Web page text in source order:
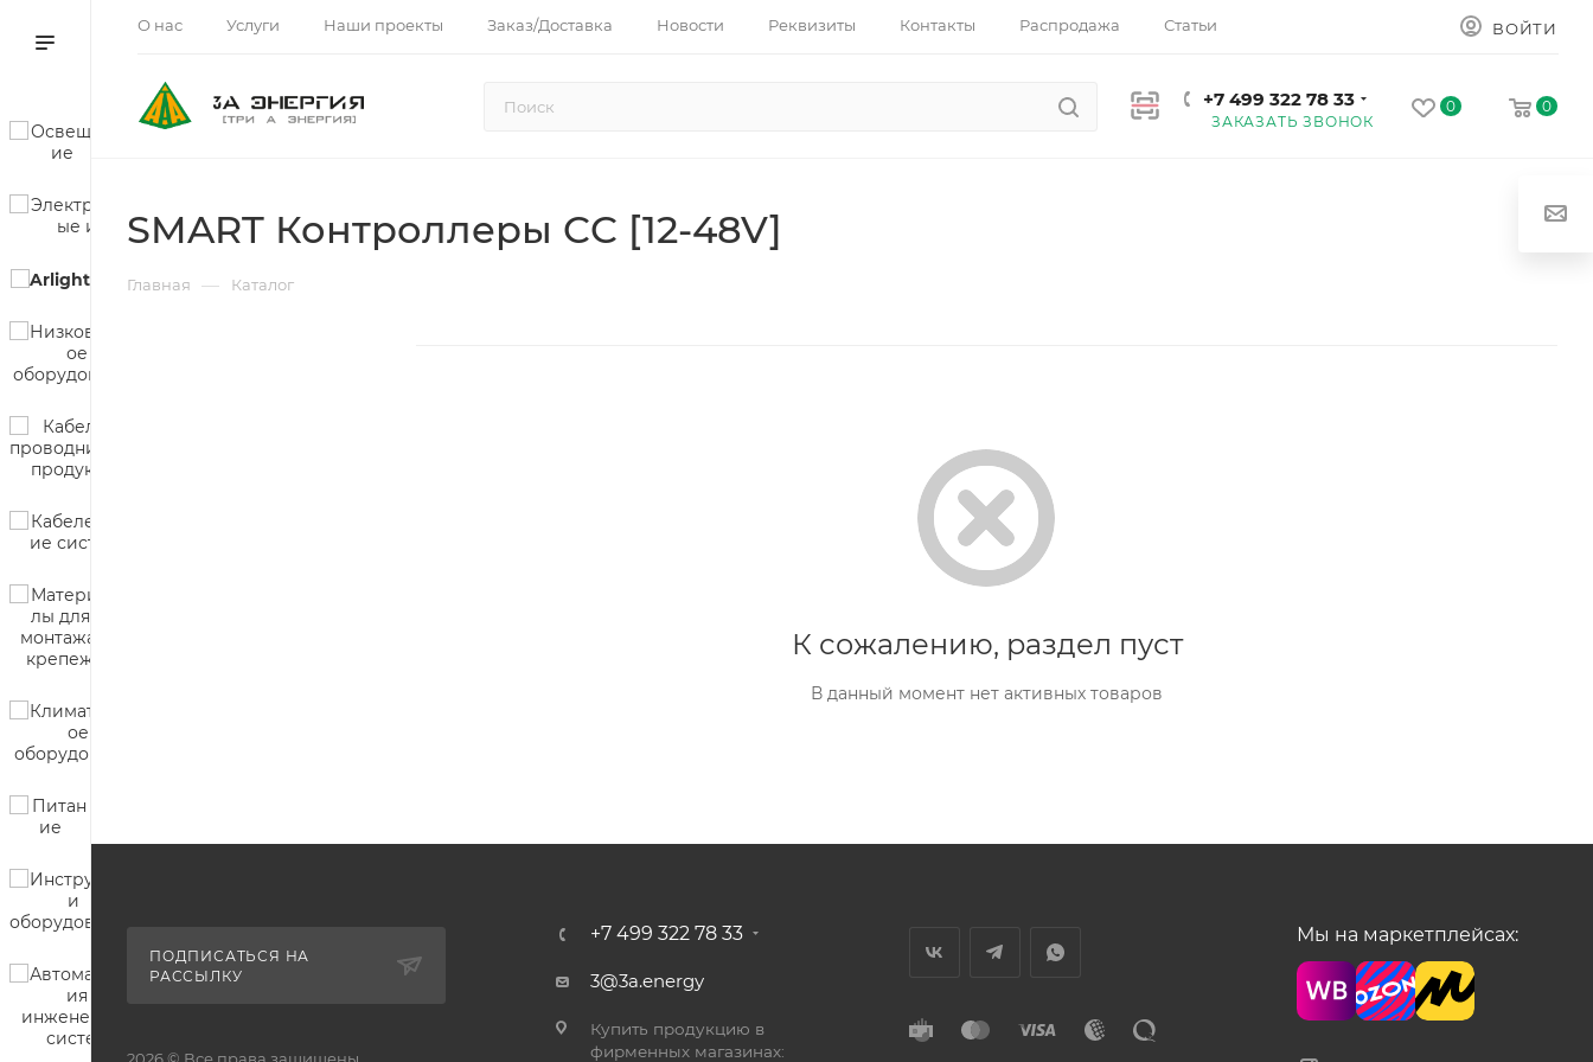
О нас Услуги Наши проекты Заказ/Доставка Новости Реквизиты Контакты Распродажа Статьи ВОЙТИ
+7 499 322 78 33
ЗАКАЗАТЬ ЗВОНОК
0 0
SMART Контроллеры CC [12-48V]
Главная — Каталог
К сожалению, раздел пуст
В данный момент нет активных товаров
ПОДПИСАТЬСЯ НА
РАССЫЛКУ
+7 499 322 78 33
3@3a.energy
Купить продукцию в
фирменных магазинах:
Мы на маркетплейсах: